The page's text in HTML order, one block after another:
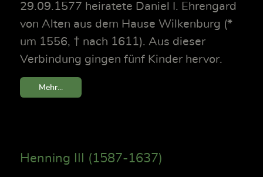
29.09.1577 heiratete Daniel I. Ehrengard
von Alten aus dem Hause Wilkenburg (*
um 1556, † nach 1611). Aus dieser
Verbindung gingen fünf Kinder hervor.
Mehr...
Henning III (1587-1637)